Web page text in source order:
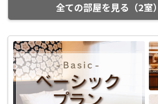
全ての部屋を見る（2室）